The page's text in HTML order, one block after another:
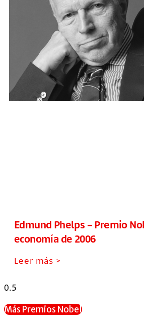
Edmund Phelps – Premio
economía de 2006
Leer más >
Más Premios Nobel